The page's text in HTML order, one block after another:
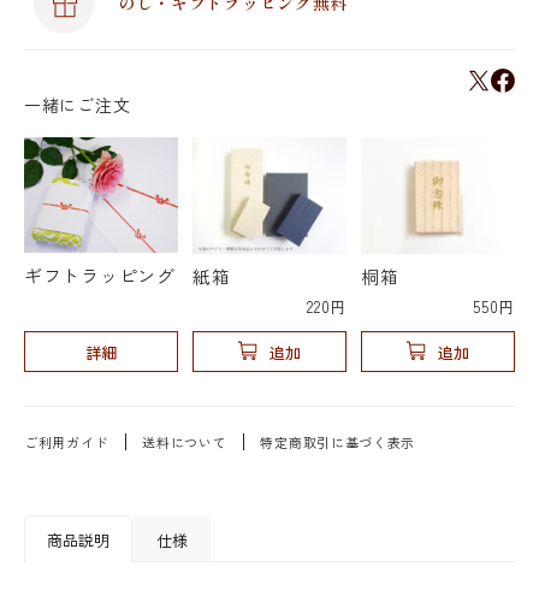
一緒にご注文
ギフトラッピング
詳細
紙箱
220円
追加
桐箱
550円
追加
ご利用ガイド 送料について 特定商取引に基づく表示
商品説明 仕様